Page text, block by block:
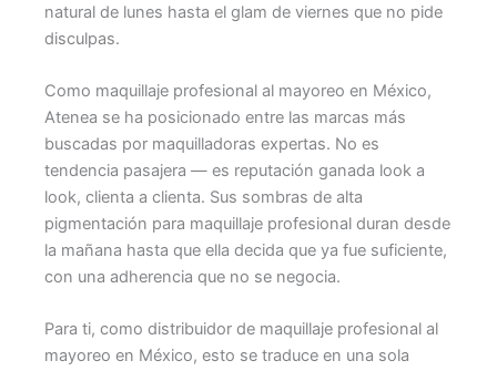
natural de lunes hasta el glam de viernes que no pide
disculpas.
Como maquillaje profesional al mayoreo en México,
Atenea se ha posicionado entre las marcas más
buscadas por maquilladoras expertas. No es
tendencia pasajera — es reputación ganada look a
look, clienta a clienta. Sus sombras de alta
pigmentación para maquillaje profesional duran desde
la mañana hasta que ella decida que ya fue suficiente,
con una adherencia que no se negocia.
Para ti, como distribuidor de maquillaje profesional al
mayoreo en México, esto se traduce en una sola